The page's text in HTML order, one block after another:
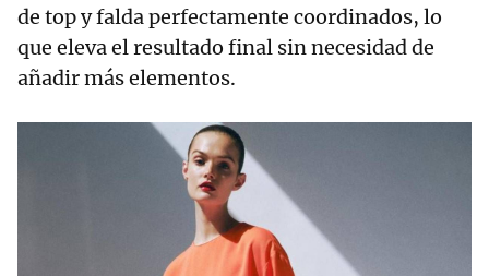
de top y falda perfectamente coordinados, lo
que eleva el resultado final sin necesidad de
añadir más elementos.